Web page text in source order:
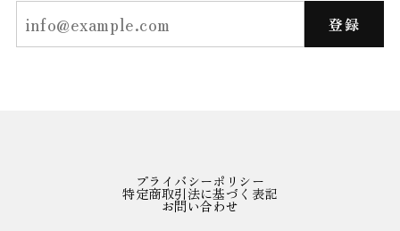
登録
プライバシーポリシー
特定商取引法に基づく表記
お問い合わせ